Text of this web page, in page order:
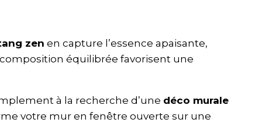
zen en capture l’essence apaisante,
équilibrée favorisent une
à la recherche d’une déco murale
votre mur en fenêtre ouverte sur une